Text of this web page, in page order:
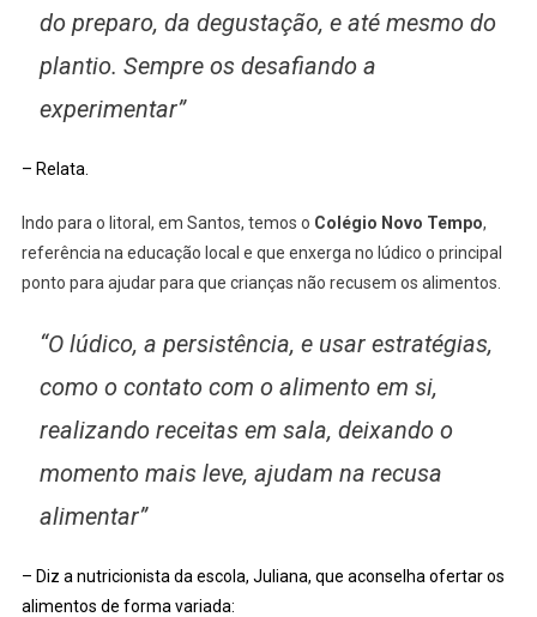
do preparo, da degustação, e até mesmo do
plantio. Sempre os desafiando a
experimentar”
– Relata.
Indo para o litoral, em Santos, temos o Colégio Novo Tempo,
referência na educação local e que enxerga no lúdico o principal
ponto para ajudar para que crianças não recusem os alimentos.
“O lúdico, a persistência, e usar estratégias,
como o contato com o alimento em si,
realizando receitas em sala, deixando o
momento mais leve, ajudam na recusa
alimentar”
– Diz a nutricionista da escola, Juliana, que aconselha ofertar os
alimentos de forma variada: